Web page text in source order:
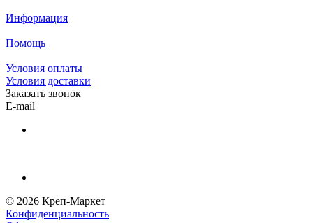
Информация
Помощь
Условия оплаты
Условия доставки
Заказать звонок
E-mail
© 2026 Креп-Маркет
Конфиденциальность